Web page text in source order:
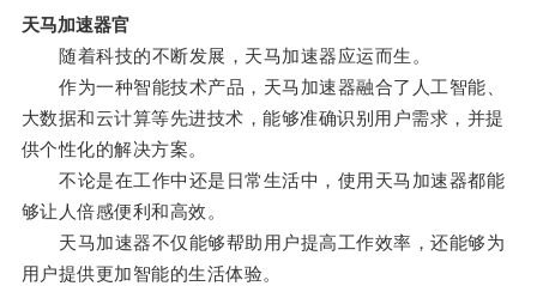
天马加速器官
随着科技的不断发展，天马加速器应运而生。
作为一种智能技术产品，天马加速器融合了人工智能、
大数据和云计算等先进技术，能够准确识别用户需求，并提
供个性化的解决方案。
不论是在工作中还是日常生活中，使用天马加速器都能
够让人倍感便利和高效。
天马加速器不仅能够帮助用户提高工作效率，还能够为
用户提供更加智能的生活体验。